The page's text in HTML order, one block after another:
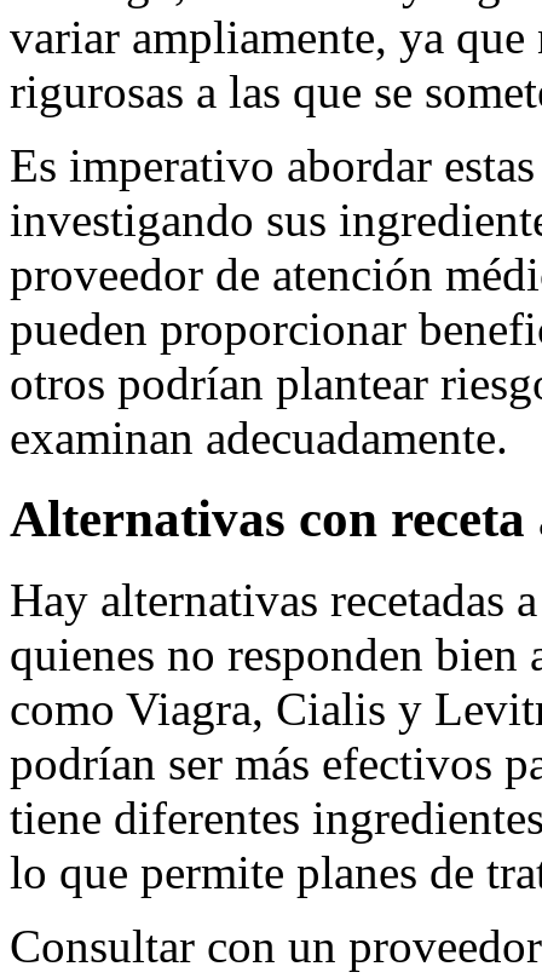
variar ampliamente, ya que
rigurosas a las que se
Es imperativo abordar
investigando sus
proveedor de atención
pueden proporcionar
otros podrían plantear
examinan adecuadamente.
Alternativas con
Hay alternativas recetadas
quienes no responden
como Viagra, Cialis y
podrían ser más efectivos
tiene diferentes
lo que permite planes de
Consultar con un